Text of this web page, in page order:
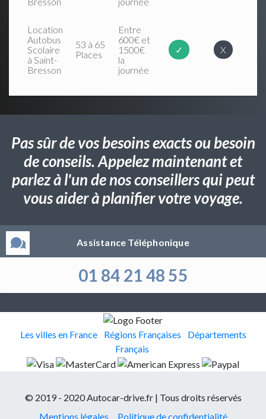
Location
Autobus
Scolaire
à Saint-
Bresson
53 à 65
Places
Entre
600€ et
1500€
la
journée
✓ X
Pas sûr de vos besoins exacts ou besoin
de conseils. Appelez maintenant et
parlez à l'un de nos conseillers qui peut
vous aider à planifier votre voyage.
Assistance Téléphonique
01 84 21 48 55
Les villes en France Régions Françaises
Départements
Français
© 2019 - 2020 Autocar-drive.fr | Tous droits réservés
Mentions légales
Politique de confidentialité